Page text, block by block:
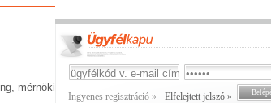
mérnöki
Ingyenes regisztráció » Elfelejtett jelszó »